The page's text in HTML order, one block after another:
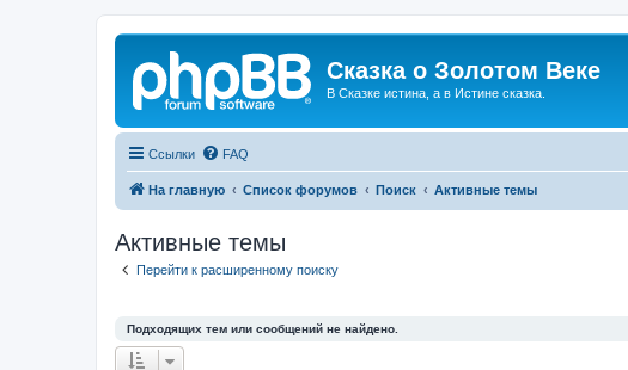
Сказка о Золотом Веке
В Сказке истина, а в Истине сказка.
Ссылки FAQ
На главную Список форумов Поиск Активные темы
Активные темы
Перейти к расширенному поиску
Подходящих тем или сообщений не найдено.